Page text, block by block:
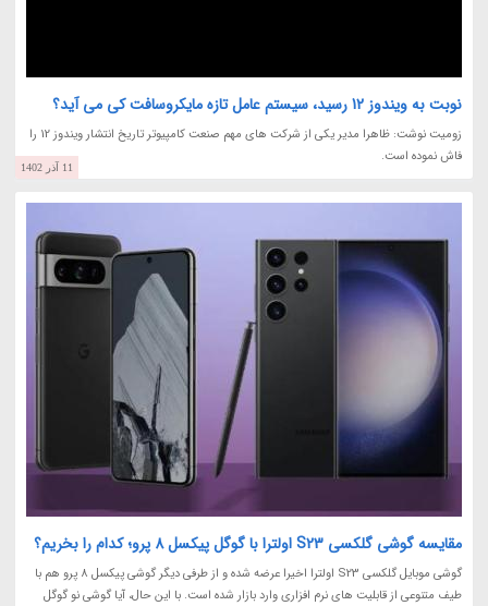
نوبت به ویندوز 12 رسید، سیستم عامل تازه مایکروسافت کی می آید؟
زومیت نوشت: ظاهرا مدیر یکی از شرکت های مهم صنعت کامپیوتر تاریخ انتشار ویندوز 12 را
فاش نموده است.
11 آذر 1402
مقایسه گوشی گلکسی S23 اولترا با گوگل پیکسل 8 پرو؛ کدام را بخریم؟
گوشی موبایل گلکسی S23 اولترا اخیرا عرضه شده و از طرفی دیگر گوشی پیکسل 8 پرو هم با
طیف متنوعی از قابلیت های نرم افزاری وارد بازار شده است. با این حال، آیا گوشی نو گوگل